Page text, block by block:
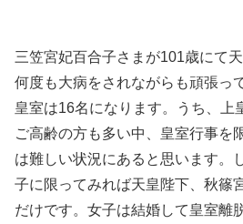
三笠宮妃百合子さまが101歳にて
何度も大病をされながらも頑張っ
皇室は16名になります。うち、上
ご高齢の方も多い中、皇室行事を
は難しい状況にあると思います。
子に限ってみれば天皇陛下、秋篠
だけです。女子は結婚して皇室離